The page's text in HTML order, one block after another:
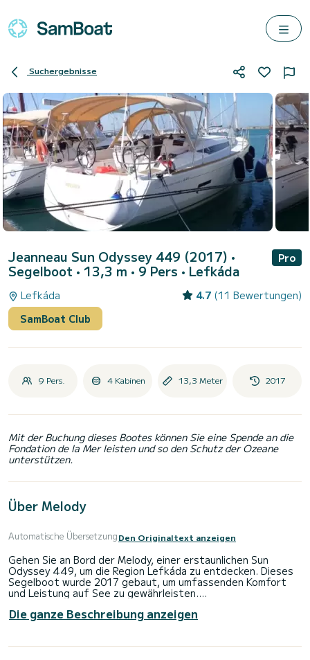
Suchergebnisse
Jeanneau Sun Odyssey 449 (2017) •
Segelboot • 13,3 m • 9 Pers • Lefkáda
Pro
Lefkáda 4.7 (11 Bewertungen)
SamBoat Club
9 Pers. 4 Kabinen 13,3 Meter 2017
Mit der Buchung dieses Bootes können Sie eine Spende an die
Fondation de la Mer leisten und so den Schutz der Ozeane
unterstützen.
Über Melody
Automatische ÜbersetzungDen Originaltext anzeigen
Gehen Sie an Bord der Melody, einer erstaunlichen Sun
Odyssey 449, um die Region Lefkáda zu entdecken. Dieses
Segelboot wurde 2017 gebaut, um umfassenden Komfort
und Leistung auf See zu gewährleisten.
Sie werden eine außergewöhnliche Kreuzfahrt auf diesem 13
Meter langen Segelboot erleben. Sie können während der
Kabinen mit vollem Komfort nutzen.
Die ganze Beschreibung anzeigen